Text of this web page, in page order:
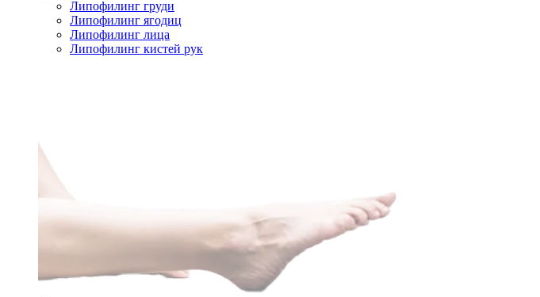
Липофилинг груди
Липофилинг ягодиц
Липофилинг лица
Липофилинг кистей рук